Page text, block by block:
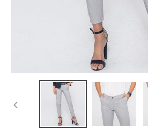
DIAPOSITIVE
PRÉCÉDENTE